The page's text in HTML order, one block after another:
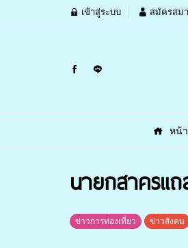
เข้าสู่ระบบ สมัครสม
หน้
นายกสาครแถ
ข่าวการท่องเที่ยว ข่าวสังคม